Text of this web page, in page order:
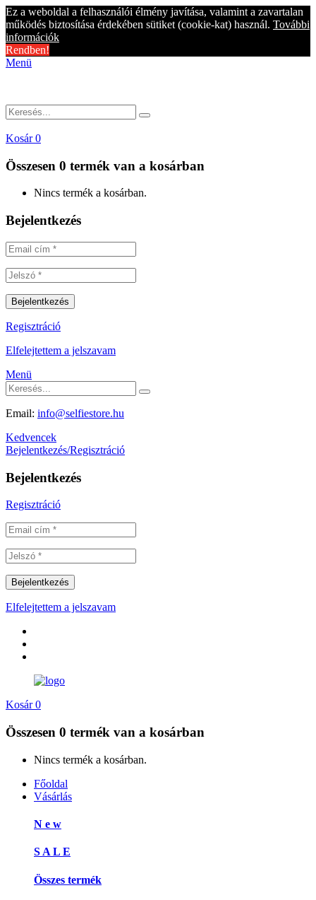
Ez a weboldal a felhasználói élmény javítása, valamint a zavartalan
működés biztosítása érdekében sütiket (cookie-kat) használ. További
információk
Rendben!
Menü
Kosár 0
Összesen 0 termék van a kosárban
Nincs termék a kosárban.
Bejelentkezés
Regisztráció
Elfelejtettem a jelszavam
Menü
Email: info@selfiestore.hu
Kedvencek
Bejelentkezés/Regisztráció
Bejelentkezés
Regisztráció
Elfelejtettem a jelszavam
Kosár 0
Összesen 0 termék van a kosárban
Nincs termék a kosárban.
Főoldal
Vásárlás
N e w
S A L E
Összes termék